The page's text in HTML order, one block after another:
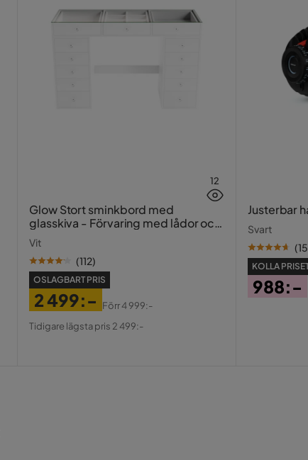
Med sänggavel
12
Glow Stort sminkbord med
glasskiva - Förvaring med lådor och
Vit
(112)
OSLAGBART PRIS
Pris
2 499:-
Original
Förr4 999:-
Tidigare lägsta pris 2 499:-
Justerbar
Svart
(15
KOLLA
988:-